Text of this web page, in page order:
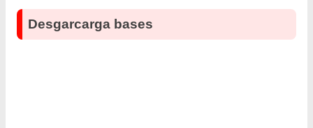
Desgarcarga bases